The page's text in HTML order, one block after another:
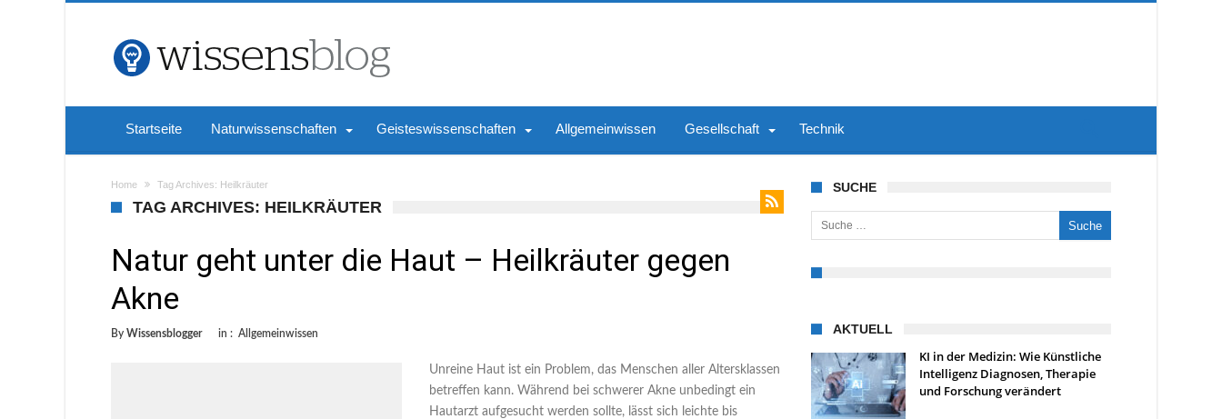
Startseite Naturwissenschaften Geisteswissenschaften Allgemeinwissen Gesellschaft Technik
Home Tag Archives: Heilkräuter
TAG ARCHIVES: HEILKRÄUTER
Natur geht unter die Haut – Heilkräuter gegen
Akne
By Wissensblogger in : Allgemeinwissen
Unreine Haut ist ein Problem, das Menschen aller Altersklassen
betreffen kann. Während bei schwerer Akne unbedingt ein
Hautarzt aufgesucht werden sollte, lässt sich leichte bis
SUCHE
Suche nach:
AKTUELL
KI in der Medizin: Wie Künstliche
Intelligenz Diagnosen, Therapie
und Forschung verändert